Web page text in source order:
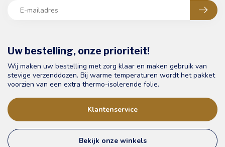
Uw bestelling, onze prioriteit!
Wij maken uw bestelling met zorg klaar en maken gebruik van
stevige verzenddozen. Bij warme temperaturen wordt het pakket
voorzien van een extra thermo-isolerende folie.
Klantenservice
Bekijk onze winkels